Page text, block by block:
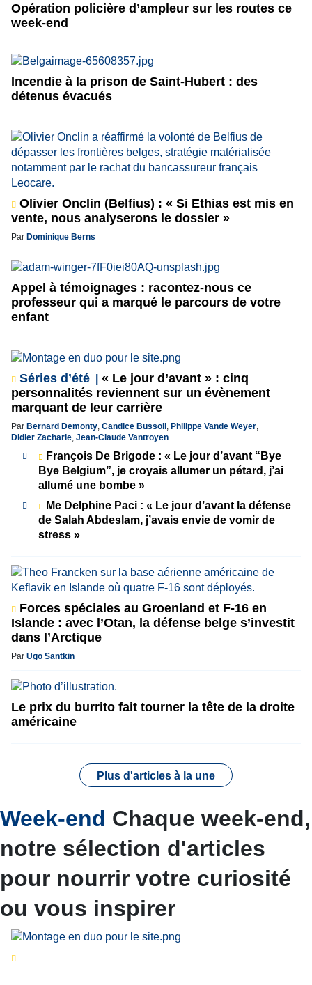
Opération policière d’ampleur sur les routes ce
week-end
Incendie à la prison de Saint-Hubert : des
détenus évacués
Olivier Onclin (Belfius) : « Si Ethias est mis en
vente, nous analyserons le dossier »
Par Dominique Berns
Appel à témoignages : racontez-nous ce
professeur qui a marqué le parcours de votre
enfant
Séries d’été
« Le jour d’avant » : cinq
personnalités reviennent sur un évènement
marquant de leur carrière
Par Bernard Demonty, Candice Bussoli, Philippe Vande Weyer,
Didier Zacharie, Jean-Claude Vantroyen
François De Brigode : « Le jour d’avant “Bye
Bye Belgium”, je croyais allumer un pétard, j’ai
allumé une bombe »
Me Delphine Paci : « Le jour d’avant la défense
de Salah Abdeslam, j’avais envie de vomir de
stress »
Forces spéciales au Groenland et F-16 en
Islande : avec l’Otan, la défense belge s’investit
dans l’Arctique
Par Ugo Santkin
Le prix du burrito fait tourner la tête de la droite
américaine
Plus d'articles à la une
Week-end Chaque week-end,
notre sélection d'articles
pour nourrir votre curiosité
ou vous inspirer